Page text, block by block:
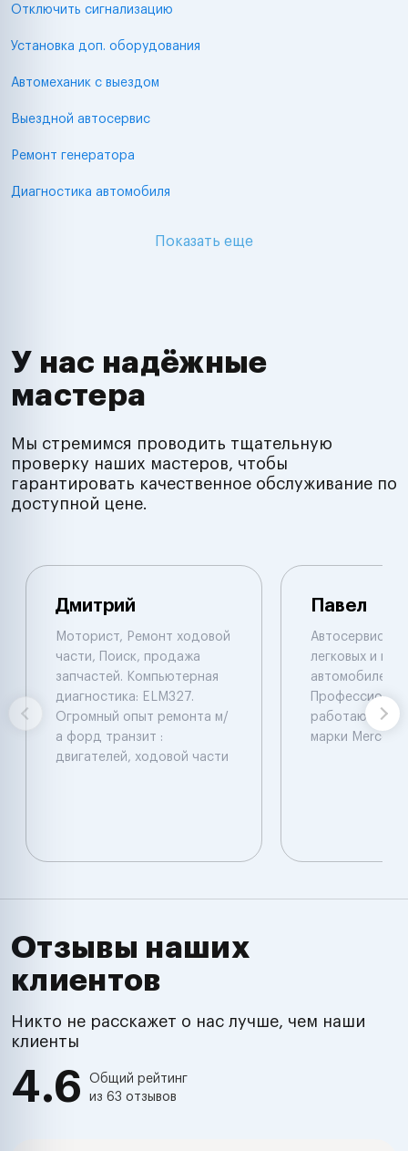
Отключить сигнализацию
Установка доп. оборудования
Автомеханик с выездом
Выездной автосервис
Ремонт генератора
Диагностика автомобиля
Показать еще
У нас надёжные
мастера
Мы стремимся проводить тщательную
проверку наших мастеров, чтобы
гарантировать качественное обслуживание по
доступной цене.
Дмитрий
Моторист, Ремонт ходовой
части, Поиск, продажа
запчастей. Компьютерная
диагностика: ELM327.
Огромный опыт ремонта м/
а форд транзит :
двигателей, ходовой части
Павел
Автосервис по
легковых и
автомобилей.
работают с
марки
Отзывы наших
клиентов
Никто не расскажет о нас лучше, чем наши
клиенты
4.6
Общий рейтинг
из 63 отзывов